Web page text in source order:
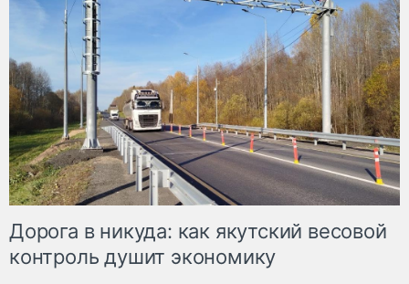
Дорога в никуда: как якутский весовой
контроль душит экономику